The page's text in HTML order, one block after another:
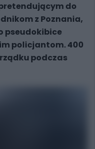
do
z Poznania,
pseudokibice
policjantom. 400
podczas